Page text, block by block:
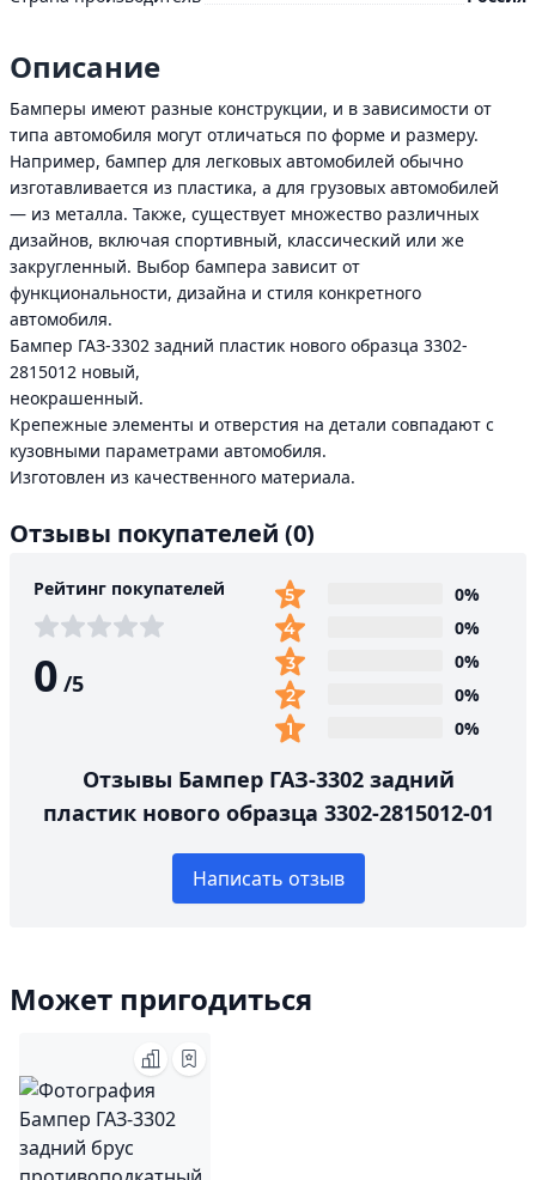
Описание
Бамперы имеют разные конструкции, и в зависимости от
типа автомобиля могут отличаться по форме и размеру.
Например, бампер для легковых автомобилей обычно
изготавливается из пластика, а для грузовых автомобилей
— из металла. Также, существует множество различных
дизайнов, включая спортивный, классический или же
закругленный. Выбор бампера зависит от
функциональности, дизайна и стиля конкретного
автомобиля.
Бампер ГАЗ-3302 задний пластик нового образца 3302-
2815012 новый,
неокрашенный.
Крепежные элементы и отверстия на детали совпадают с
кузовными параметрами автомобиля.
Изготовлен из качественного материала.
Отзывы покупателей (0)
Рейтинг покупателей
0 /5
0%
0%
0%
0%
0%
Отзывы Бампер ГАЗ-3302 задний
пластик нового образца 3302-2815012-01
Написать отзыв
Может пригодиться